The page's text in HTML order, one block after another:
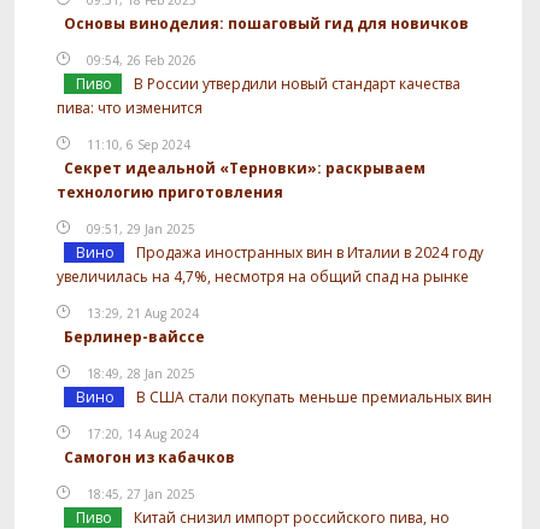
Посмотреть рецепт полностью
Основы виноделия: пошаговый гид для новичков
09:54, 26 Feb 2026
Пиво
В России утвердили новый стандарт качества
пива: что изменится
11:10, 6 Sep 2024
Секрет идеальной «Терновки»: раскрываем
технологию приготовления
09:51, 29 Jan 2025
Вино
Продажа иностранных вин в Италии в 2024 году
увеличилась на 4,7%, несмотря на общий спад на рынке
13:29, 21 Aug 2024
Берлинер-вайссе
18:49, 28 Jan 2025
Вино В США стали покупать меньше премиальных вин
17:20, 14 Aug 2024
Самогон из кабачков
18:45, 27 Jan 2025
Пиво
Китай снизил импорт российского пива, но